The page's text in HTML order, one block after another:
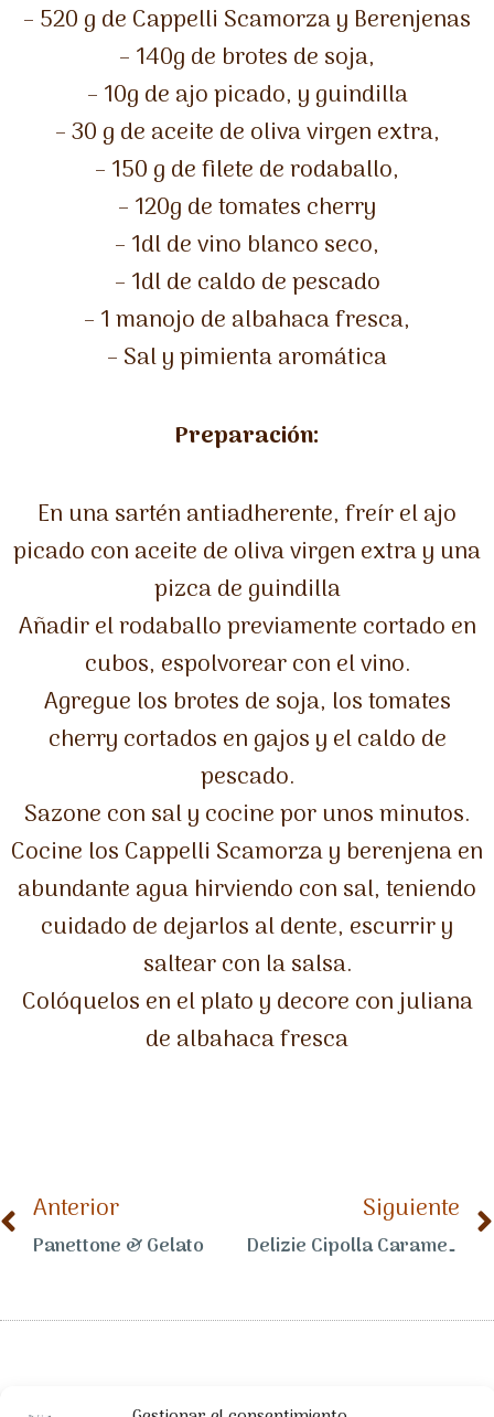
– 520 g de Cappelli Scamorza y Berenjenas
– 140g de brotes de soja,
– 10g de ajo picado, y guindilla
– 30 g de aceite de oliva virgen extra,
– 150 g de filete de rodaballo,
– 120g de tomates cherry
– 1dl de vino blanco seco,
– 1dl de caldo de pescado
– 1 manojo de albahaca fresca,
– Sal y pimienta aromática
Preparación:
En una sartén antiadherente, freír el ajo
picado con aceite de oliva virgen extra y una
pizca de guindilla
Añadir el rodaballo previamente cortado en
cubos, espolvorear con el vino.
Agregue los brotes de soja, los tomates
cherry cortados en gajos y el caldo de
pescado.
Sazone con sal y cocine por unos minutos.
Cocine los Cappelli Scamorza y berenjena en
abundante agua hirviendo con sal, teniendo
cuidado de dejarlos al dente, escurrir y
saltear con la salsa.
Colóquelos en el plato y decore con juliana
de albahaca fresca
Anterior
Panettone & Gelato
Siguiente
Delizie Cipolla Caramellata e Gorgonzola DOP con crema de Calabaza amarilla y pan crujiente al aceite de oliva virgen extra.